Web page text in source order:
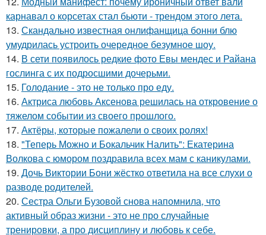
карнавал о корсетах стал бьюти - трендом этого лета.
13. Скандально известная онлифанщица бонни блю
умудрилась устроить очередное безумное шоу.
14. В сети появилось редкие фото Евы мендес и Райана
гослинга с их подросшими дочерьми.
15. Голодание - это не только про еду.
16. Актриса любовь Аксенова решилась на откровение о
тяжелом событии из своего прошлого.
17. Актёры, которые пожалели о своих ролях!
18. "Теперь Можно и Бокальчик Налить": Екатерина
Волкова с юмором поздравила всех мам с каникулами.
19. Дочь Виктории Бони жёстко ответила на все слухи о
разводе родителей.
20. Сестра Ольги Бузовой снова напомнила, что
активный образ жизни - это не про случайные
тренировки, а про дисциплину и любовь к себе.